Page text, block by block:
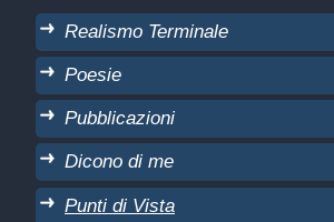
Realismo Terminale
Poesie
Pubblicazioni
Dicono di me
Punti di Vista